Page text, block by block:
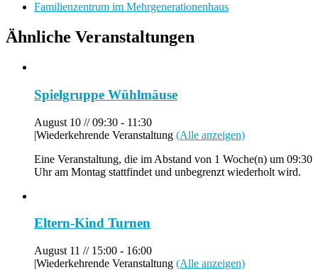
Familienzentrum im Mehrgenerationenhaus
Ähnliche Veranstaltungen
Spielgruppe Wühlmäuse
August 10 // 09:30 - 11:30
|Wiederkehrende Veranstaltung (Alle anzeigen)
Eine Veranstaltung, die im Abstand von 1 Woche(n) um 09:30
Uhr am Montag stattfindet und unbegrenzt wiederholt wird.
Eltern-Kind Turnen
August 11 // 15:00 - 16:00
|Wiederkehrende Veranstaltung (Alle anzeigen)